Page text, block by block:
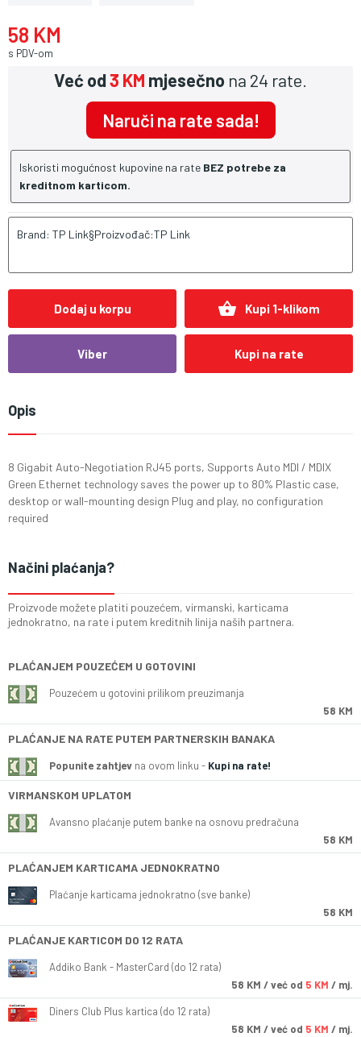
58 KM
s PDV-om
Već od3 KM mjesečno na 24 rate.
Naruči na rate sada!
Iskoristi mogućnost kupovine na rate BEZ potrebe za
kreditnom karticom.
Brand: TP Link§Proizvođač:TP Link
Dodaj u korpu shopping_basket Kupi 1-klikom
Viber Kupi na rate
Opis
8 Gigabit Auto-Negotiation RJ45 ports, Supports Auto MDI / MDIX
Green Ethernet technology saves the power up to 80% Plastic case,
desktop or wall-mounting design Plug and play, no configuration
required
Načini plaćanja?
Proizvode možete platiti pouzećem, virmanski, karticama
jednokratno, na rate i putem kreditnih linija naših partnera.
PLAĆANJEM POUZEĆEM U GOTOVINI
Pouzećem u gotovini prilikom preuzimanja
58 KM
PLAĆANJE NA RATE PUTEM PARTNERSKIH BANAKA
Popunite zahtjev na ovom linku - Kupi na rate!
VIRMANSKOM UPLATOM
Avansno plaćanje putem banke na osnovu predračuna
58 KM
PLAĆANJEM KARTICAMA JEDNOKRATNO
Plaćanje karticama jednokratno (sve banke)
58 KM
PLAĆANJE KARTICOM DO 12 RATA
Addiko Bank - MasterCard (do 12 rata)
58 KM / već od 5 KM / mj.
Diners Club Plus kartica (do 12 rata)
58 KM / već od 5 KM / mj.